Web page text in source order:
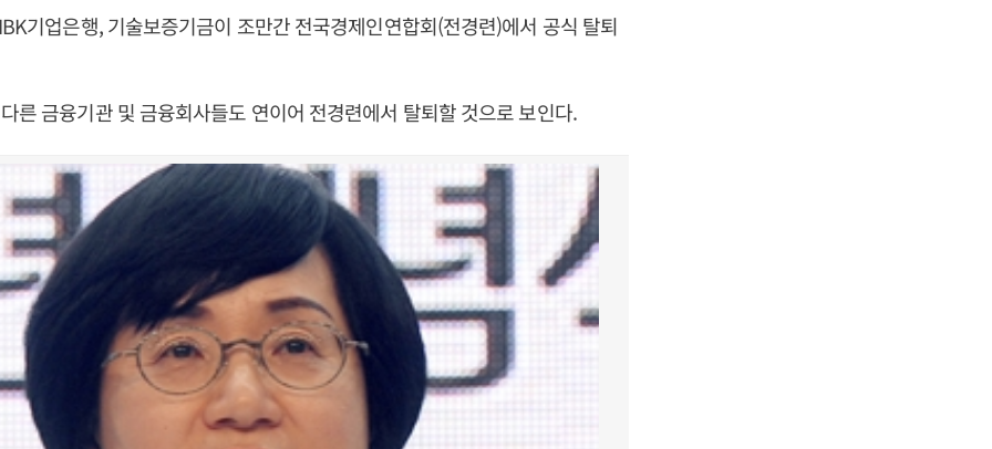
기업은행, 기술보증기금이 조만간 전국경제인연합회(전경련)에서 공식 탈퇴
른 금융기관 및 금융회사들도 연이어 전경련에서 탈퇴할 것으로 보인다.